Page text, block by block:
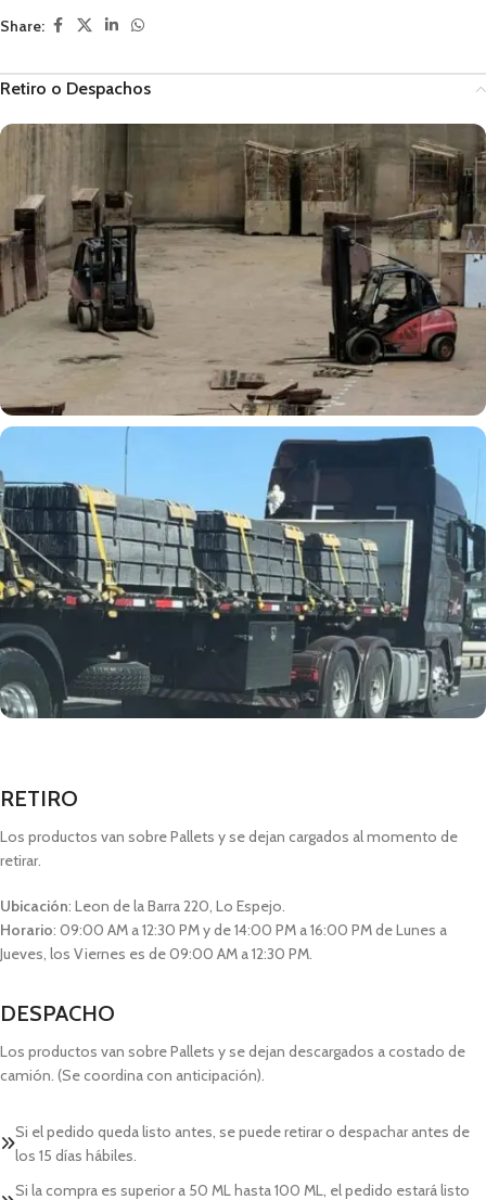
Share:
Retiro o Despachos
RETIRO
Los productos van sobre Pallets y se dejan cargados al momento de
retirar.
Ubicación: Leon de la Barra 220, Lo Espejo.
Horario: 09:00 AM a 12:30 PM y de 14:00 PM a 16:00 PM de Lunes a
Jueves, los Viernes es de 09:00 AM a 12:30 PM.
DESPACHO
Los productos van sobre Pallets y se dejan descargados a costado de
camión. (Se coordina con anticipación).
Si el pedido queda listo antes, se puede retirar o despachar antes de
los 15 días hábiles.
Si la compra es superior a 50 ML hasta 100 ML, el pedido estará listo